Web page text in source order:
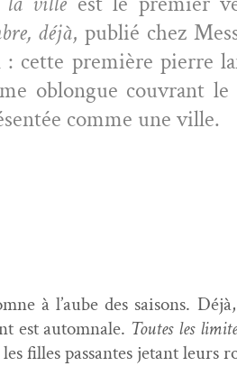
déjà, pub­lié chez
pre­mière pierre
oblongue cou­vrant le
comme une ville.
à l’aube des saisons. Déjà,
est autom­nale. Toutes les
filles pas­santes jetant leurs